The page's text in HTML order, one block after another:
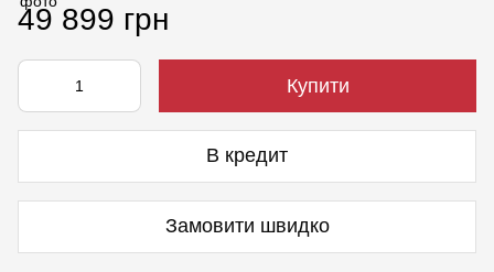
49 899 грн
Купити
В кредит
Замовити швидко